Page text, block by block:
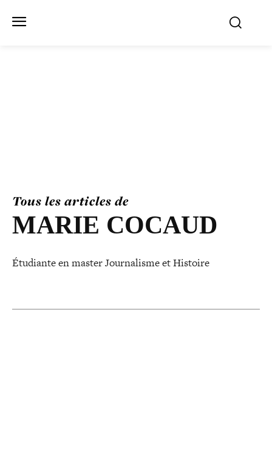
Tous les articles de
MARIE COCAUD
Étudiante en master Journalisme et Histoire